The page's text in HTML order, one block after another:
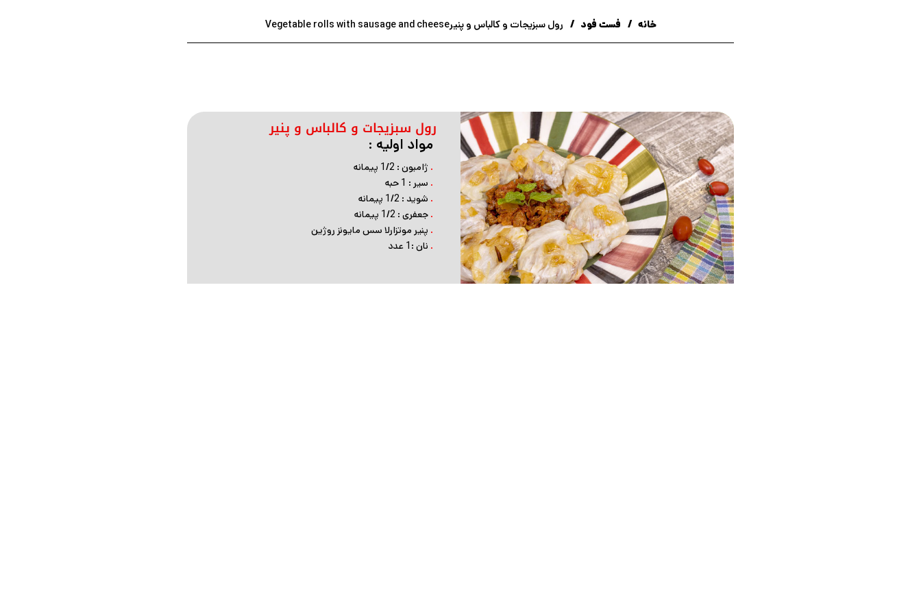
خانه فست فود رول سبزیجات و کالباس و پنیرVegetable rolls with sausage and cheese
رول سبزیجات و کالباس و پنیر
مواد اولیه :
. ژامبون : 1/2 پیمانه
. سیر : 1 حبه
. شوید : 1/2 پیمانه
. جعفری : 1/2 پیمانه
. پنیر موتزارلا سس مایونز روژین
. نان :1 عدد